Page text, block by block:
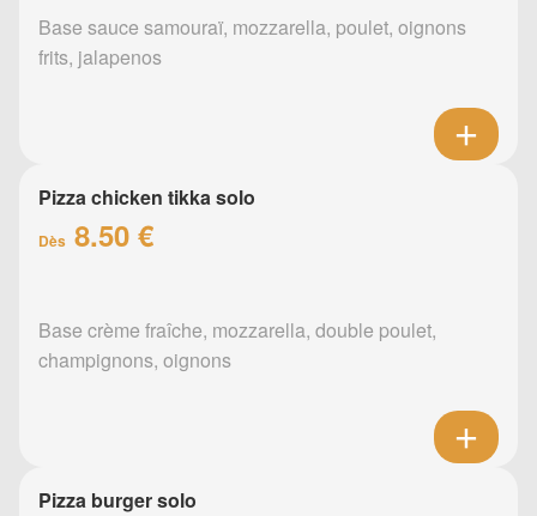
Base sauce samouraï, mozzarella, poulet, oignons
frits, jalapenos
Pizza chicken tikka solo
Dès 8.50 €
Base crème fraîche, mozzarella, double poulet,
champignons, oignons
Pizza burger solo